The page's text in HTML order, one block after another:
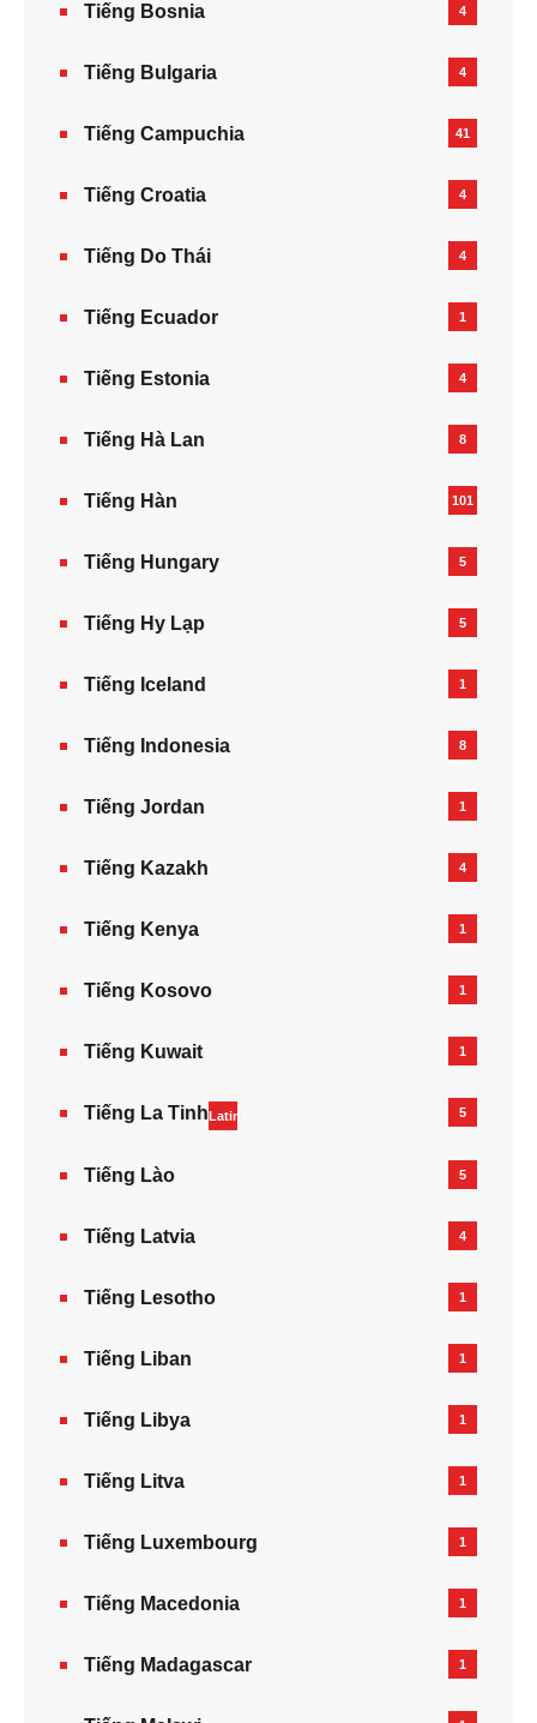
Tiếng Bosnia 4
Tiếng Bulgaria 4
Tiếng Campuchia 41
Tiếng Croatia 4
Tiếng Do Thái 4
Tiếng Ecuador 1
Tiếng Estonia 4
Tiếng Hà Lan 8
Tiếng Hàn 101
Tiếng Hungary 5
Tiếng Hy Lạp 5
Tiếng Iceland 1
Tiếng Indonesia 8
Tiếng Jordan 1
Tiếng Kazakh‎ 4
Tiếng Kenya 1
Tiếng Kosovo 1
Tiếng Kuwait 1
Tiếng La TinhLatin 5
Tiếng Lào 5
Tiếng Latvia 4
Tiếng Lesotho 1
Tiếng Liban 1
Tiếng Libya 1
Tiếng Litva 1
Tiếng Luxembourg 1
Tiếng Macedonia 1
Tiếng Madagascar 1